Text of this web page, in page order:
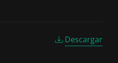
Descargar